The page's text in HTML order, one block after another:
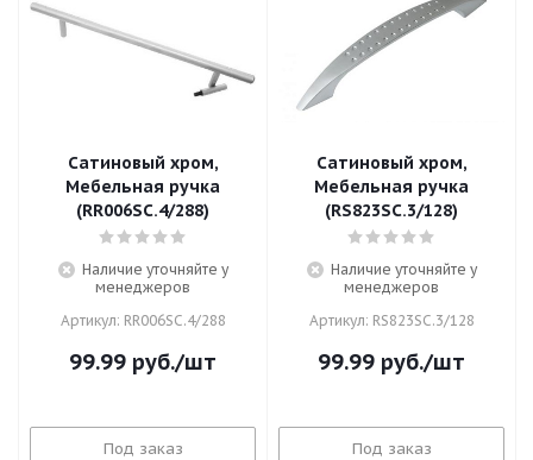
Сатиновый хром,
Мебельная ручка
(RR006SC.4/288)
Наличие уточняйте у
менеджеров
Артикул: RR006SC.4/288
99.99 руб./шт
Под заказ
Сатиновый хром,
Мебельная ручка
(RS823SC.3/128)
Наличие уточняйте у
менеджеров
Артикул: RS823SC.3/128
99.99 руб./шт
Под заказ